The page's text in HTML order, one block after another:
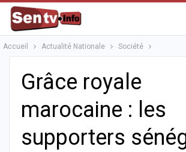
Accueil Actualité Nationale Société
Grâce royale
marocaine : les
supporters